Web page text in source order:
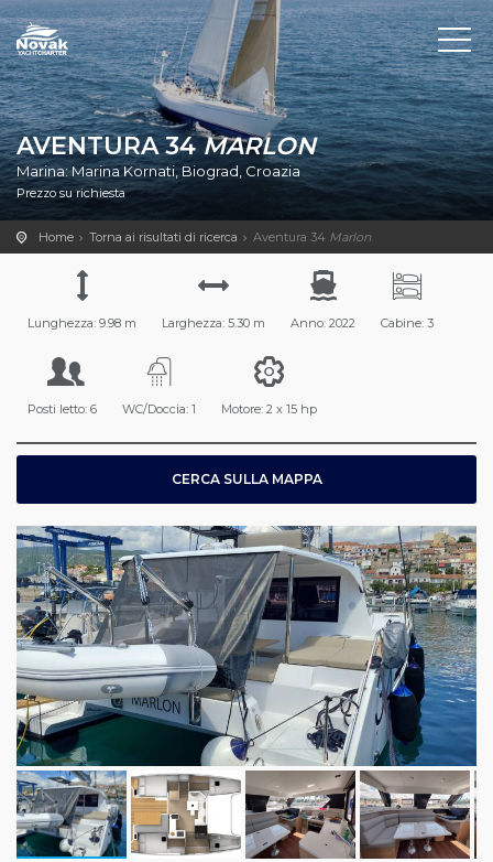
AVENTURA 34MARLON
Marina: Marina Kornati, Biograd, Croazia
Prezzo su richiesta
Home Torna ai risultati di ricerca Aventura 34 Marlon
Lunghezza: 9.98 m Larghezza: 5.30 m Anno: 2022 Cabine: 3
Posti letto: 6 WC/Doccia: 1 Motore: 2 x 15 hp
CERCA SULLA MAPPA